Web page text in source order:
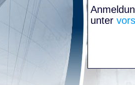
unter